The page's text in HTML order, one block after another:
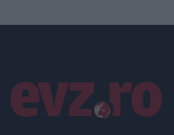
Linkuri utile